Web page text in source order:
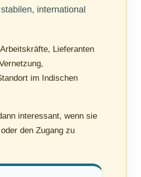
international
Lieferanten
im Indischen
interessant, wenn sie
den Zugang zu